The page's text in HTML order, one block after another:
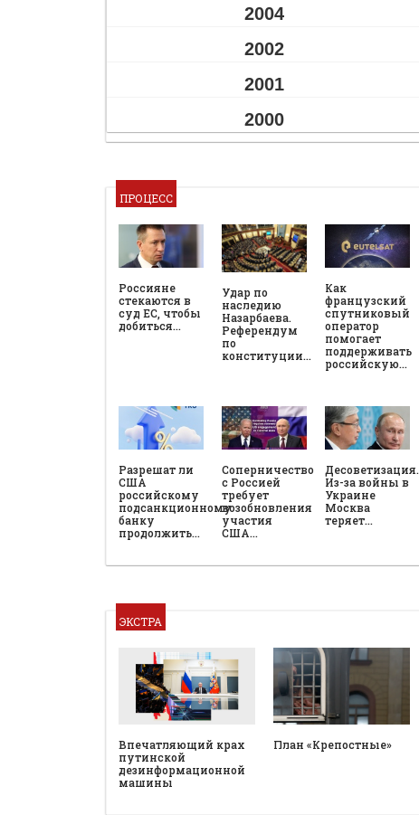
2004
2002
2001
2000
ПРОЦЕСС
Россияне
стекаются в
суд ЕС, чтобы
добиться…
Удар по
наследию
Назарбаева.
Референдум
по
конституции…
Как
французский
спутниковый
оператор
помогает
поддерживать
российскую…
Разрешат ли
США
российскому
подсанкционному
банку
продолжить…
Соперничество
с Россией
требует
возобновления
участия
США…
Десоветизация.
Из-за войны в
Украине
Москва
теряет…
ЭКСТРА
Впечатляющий крах
путинской
дезинформационной
машины
План «Крепостные»